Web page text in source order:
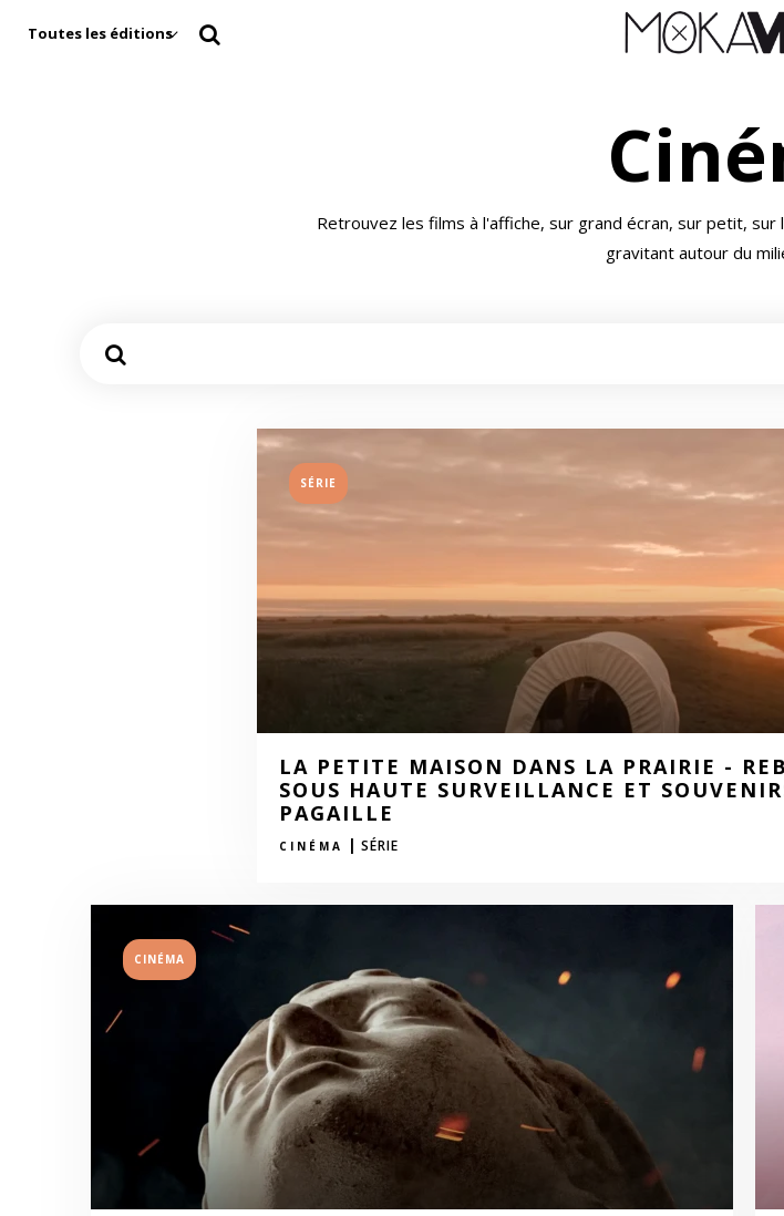
Toutes les éditions
Retrouvez les films à l'affiche, sur grand écran, sur petit,
gravitant autour du
LA PETITE MAISON DANS LA PRAIRIE -
SOUS HAUTE SURVEILLANCE ET
PAGAILLE
CINÉMA | SÉRIE
SÉRIE
CINÉMA